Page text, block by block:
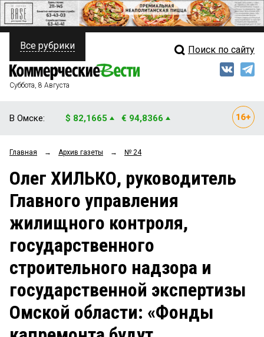
ПОЛИТИКА
ФИНАНСЫ
ОБЩЕСТВО
ЗАКОН
НОВОСТИ КОМПАНИЙ
СТИЛЬ ЖИЗНИ
Свежий выпуск
Рейтинги
Блоги
Архив
Все рубрики Поиск по сайту
Суббота, 8 Августа
В Омске: $ 82,1665 € 94,8366
Главная → Архив газеты → № 24
Олег ХИЛЬКО, руководитель
Главного управления
жилищного контроля,
государственного
строительного надзора и
государственной экспертизы
Омской области: «Фонды